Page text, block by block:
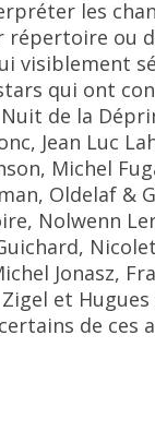
les
répertoire ou
visiblement
qui ont
de la
Jean Luc
Michel
Oldelaf &
Nolwenn
Jonasz,
Zigel et
de ces